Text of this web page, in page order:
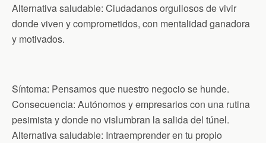
Alternativa saludable: Ciudadanos orgullosos de vivir
donde viven y comprometidos, con mentalidad ganadora
y motivados.
Síntoma: Pensamos que nuestro negocio se hunde.
Consecuencia: Autónomos y empresarios con una rutina
pesimista y donde no vislumbran la salida del túnel.
Alternativa saludable: Intraemprender en tu propio